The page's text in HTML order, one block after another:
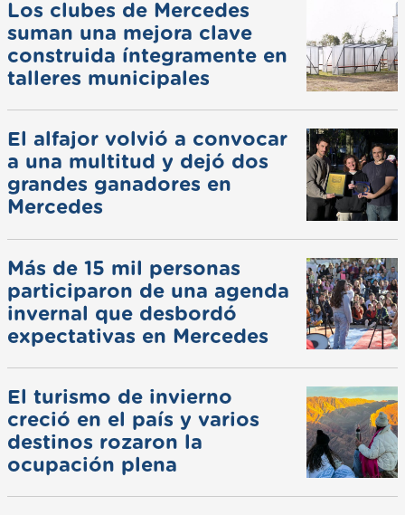
Los clubes de Mercedes
suman una mejora clave
construida íntegramente en
talleres municipales
El alfajor volvió a convocar
a una multitud y dejó dos
grandes ganadores en
Mercedes
Más de 15 mil personas
participaron de una agenda
invernal que desbordó
expectativas en Mercedes
El turismo de invierno
creció en el país y varios
destinos rozaron la
ocupación plena